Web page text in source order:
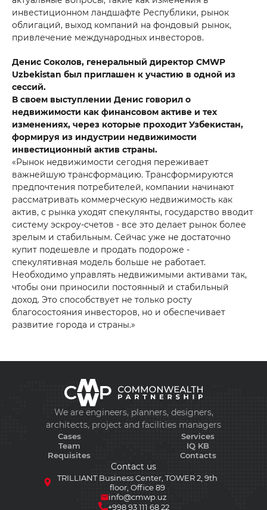
инвестиционном ландшафте Республики, рынок
облигаций, выход компаний на фондовый рынок,
привлечение международных инвесторов.
Денис Соколов, генеральный директор CMWP
Uzbekistan был приглашен к участию в одной из
сессий.
В своем выступлении Денис говорил о
недвижимости как финансовом активе и тех
изменениях, через которые проходит Узбекистан,
формируя из индустрии недвижимости
инвестиционный актив страны.
«Рынок недвижимости сегодня переживает
важнейшую трансформацию. Трансформируются
предпочтения потребителей, компании начинают
рассматривать коммерческую недвижимость как
актив, с рынка уходят спекулянты, государство вводит
систему эскроу-счетов - все это делает рынок более
зрелым и стабильным. Сейчас уже не достаточно
купит подешевле и продать подороже -
спекулятивная модель больше не работает.
Необходимо управлять недвижимыми активами так,
чтобы они приносили постоянный и стабильный
доход. Это способствует не только росту
благосостояния инвесторов, но и обеспечивает
развитие города и страны.»
+998 93 111 68 22
TRILLIANT Business Center, TOWER 2, 9th
We are engineers, planners, designers,
architects, project and facilities managers
Cases
Team
Requisites
Services
IQ KB
Contacts
Contact us
TRILLIANT Business Center, TOWER 2, 9th
floor, Office 89
info@cmwp.uz
+998 93 111 68 22